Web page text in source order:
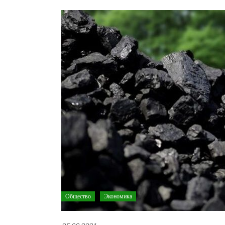
Общество Экономика